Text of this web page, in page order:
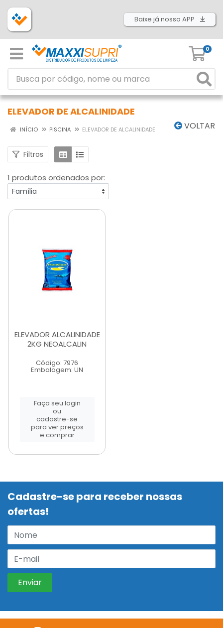
Baixe já nosso APP
0
ELEVADOR DE ALCALINIDADE
VOLTAR
INÍCIO PISCINA ELEVADOR DE ALCALINIDADE
Filtros
1 produtos ordenados por:
ELEVADOR ALCALINIDADE
2KG NEOALCALIN
Código: 7976
Embalagem: UN
Faça seu login
ou
cadastre-se
para ver preços
e comprar
Cadastre-se para receber nossas
ofertas!